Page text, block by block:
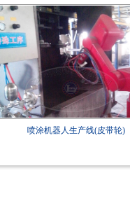
喷涂机器人生产线(皮带轮)